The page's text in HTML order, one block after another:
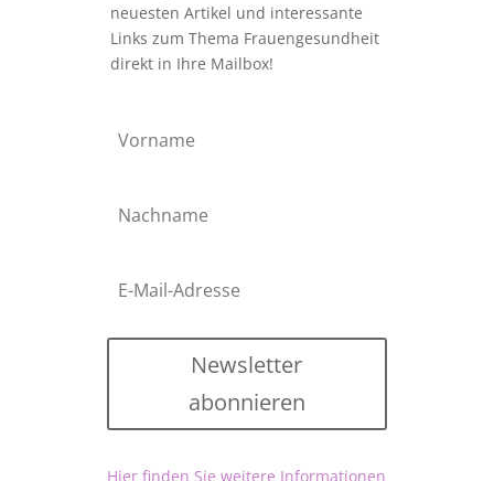
neuesten Artikel und interessante
Links zum Thema Frauengesundheit
direkt in Ihre Mailbox!
Newsletter
abonnieren
Hier finden Sie weitere Informationen